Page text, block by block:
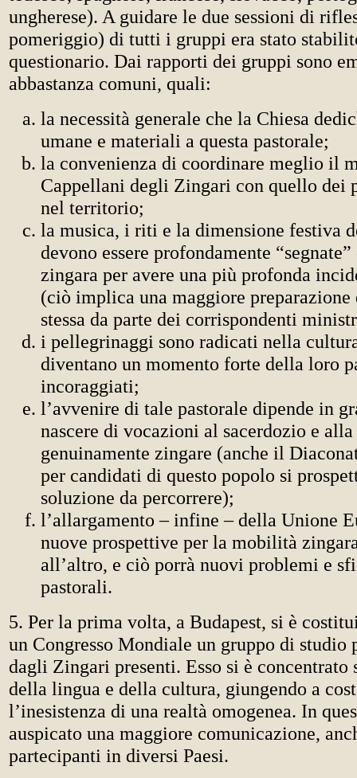
ungherese). A guidare le due sessioni di
pomeriggio) di tutti i gruppi era stato
questionario. Dai rapporti dei gruppi sono
abbastanza comuni, quali:
la necessità generale che la Chiesa
umane e materiali a questa pastorale;
la convenienza di coordinare meglio il
Cappellani degli Zingari con quello dei
nel territorio;
la musica, i riti e la dimensione festiva
devono essere profondamente
zingara per avere una più profonda
(ciò implica una maggiore
stessa da parte dei
i pellegrinaggi sono radicati nella
diventano un momento forte della loro
incoraggiati;
l’avvenire di tale pastorale dipende in
nascere di vocazioni al sacerdozio e
genuinamente zingare (anche il
per candidati di questo popolo si
soluzione da percorrere);
l’allargamento – infine – della Unione
nuove prospettive per la mobilità
all’altro, e ciò porrà nuovi problemi e
pastorali.
5. Per la prima volta, a Budapest, si è
un Congresso Mondiale un gruppo di studio
dagli Zingari presenti. Esso si è concentrato
della lingua e della cultura, giungendo a
l’inesistenza di una realtà omogenea. In
auspicato una maggiore comunicazione,
partecipanti in diversi Paesi.